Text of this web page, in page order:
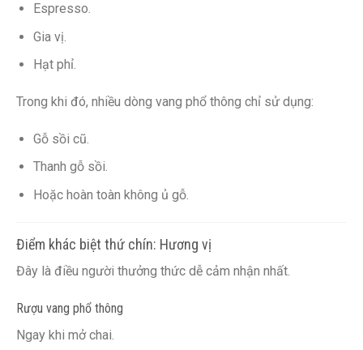
Espresso.
Gia vị.
Hạt phỉ.
Trong khi đó, nhiều dòng vang phổ thông chỉ sử dụng:
Gỗ sồi cũ.
Thanh gỗ sồi.
Hoặc hoàn toàn không ủ gỗ.
Điểm khác biệt thứ chín: Hương vị
Đây là điều người thưởng thức dễ cảm nhận nhất.
Rượu vang phổ thông
Ngay khi mở chai.